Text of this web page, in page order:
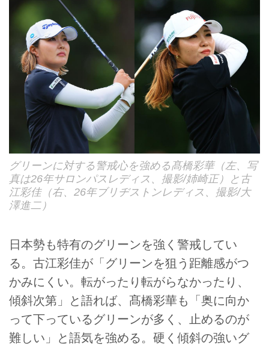
グリーンに対する警戒心を強める髙橋彩華（左、写
真は26年サロンパスレディス、撮影/姉崎正）と古
江彩佳（右、26年ブリヂストンレディス、撮影/大
澤進二）
日本勢も特有のグリーンを強く警戒してい
る。古江彩佳が「グリーンを狙う距離感がつ
かみにくい。転がったり転がらなかったり、
傾斜次第」と語れば、髙橋彩華も「奥に向か
って下っているグリーンが多く、止めるのが
難しい」と語気を強める。硬く傾斜の強いグ